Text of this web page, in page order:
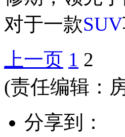
对于一款SUV
上一页 1 2
(责任编辑：
分享到：